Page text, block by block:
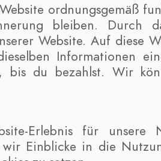
ordnungsgemäß
bleiben. Durch
Website. Auf diese
Informationen
bis du bezahlst. Wir
Erlebnis für unsere
Einblicke in die